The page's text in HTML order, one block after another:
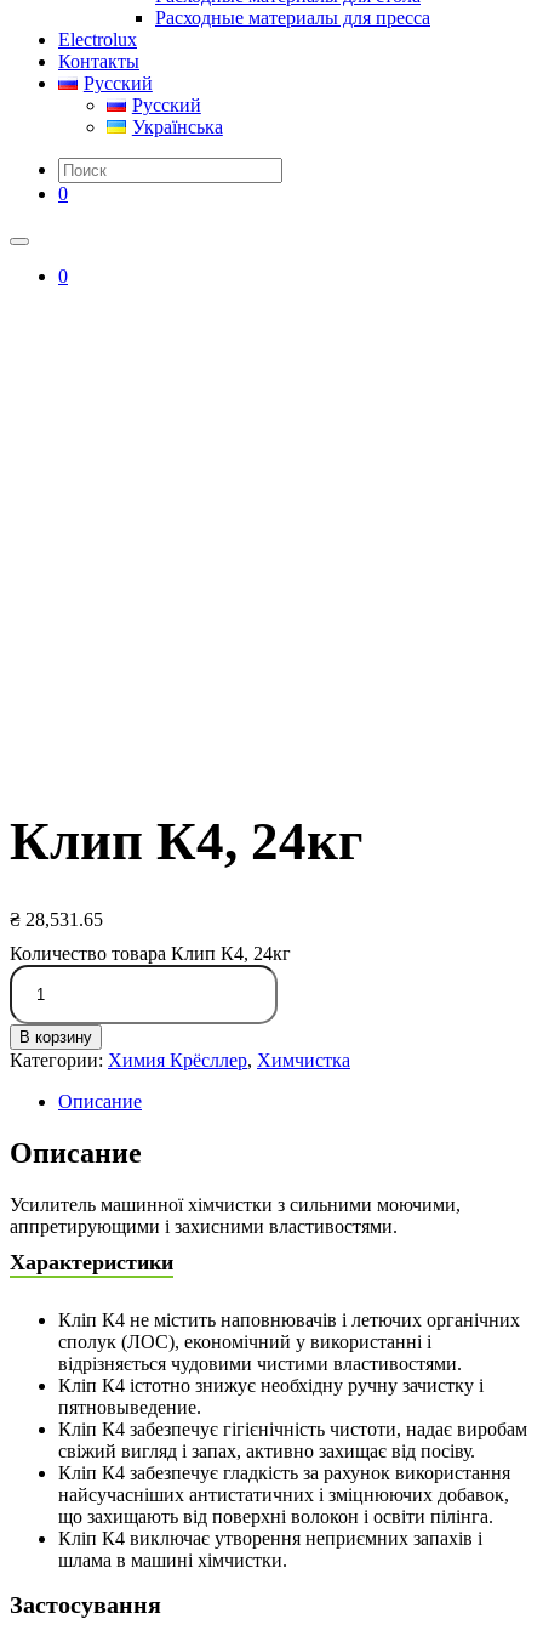
Расходные материалы для пресса
Electrolux
Контакты
Русский
Русский
Українська
0
0
Клип К4, 24кг
₴ 28,531.65
Количество товара Клип К4, 24кг
В корзину
Категории: Химия Крёсллер, Химчистка
Описание
Описание
Усилитель машинної хімчистки з сильними моючими,
аппретирующими і захисними властивостями.
Характеристики
Кліп К4 не містить наповнювачів і летючих органічних
сполук (ЛОС), економічний у використанні і
відрізняється чудовими чистими властивостями.
Кліп К4 істотно знижує необхідну ручну зачистку і
пятновыведение.
Кліп К4 забезпечує гігієнічність чистоти, надає виробам
свіжий вигляд і запах, активно захищає від посіву.
Кліп К4 забезпечує гладкість за рахунок використання
найсучасніших антистатичних і зміцнюючих добавок,
що захищають від поверхні волокон і освіти пілінга.
Кліп К4 виключає утворення неприємних запахів і
шлама в машині хімчистки.
Застосування